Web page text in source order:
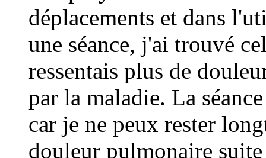
déplacements et dans
une séance, j'ai trouvé
ressentais plus de
par la maladie. La
car je ne peux rester
douleur pulmonaire